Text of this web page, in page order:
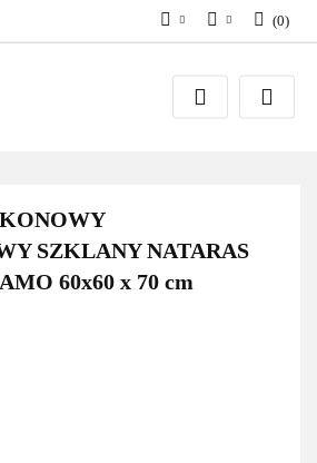
PLNZaloguj się
Załóż konto
(0)
SZKLANY NATARAS
60x60 x 70 cm